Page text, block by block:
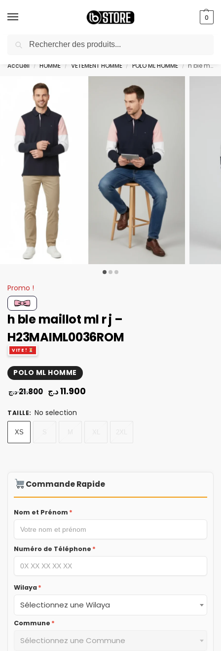
0
livraison gratuite au bureau dès 10000 DA avec paiement en ligne
Accueil / HOMME / VETEMENT HOMME / POLO ML HOMME / h ble maillot ml r j – H23MAIML0036ROM
Promo !
h ble maillot ml r j –
H23MAIML0036ROM
VITE !
POLO ML HOMME
21.800د.ج 11.900د.ج
TAILLE: No selection
XS
Commande Rapide
Nom et Prénom *
Numéro de Téléphone *
Wilaya*
Sélectionnez une Wilaya
Commune *
Sélectionnez une Commune